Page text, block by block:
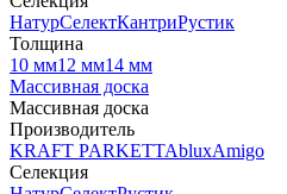
НатурСелектКантриРустик
Толщина
10 мм12 мм14 мм
Массивная доска
Массивная доска
Производитель
KRAFT PARKETTAbluxAmigo
Селекция